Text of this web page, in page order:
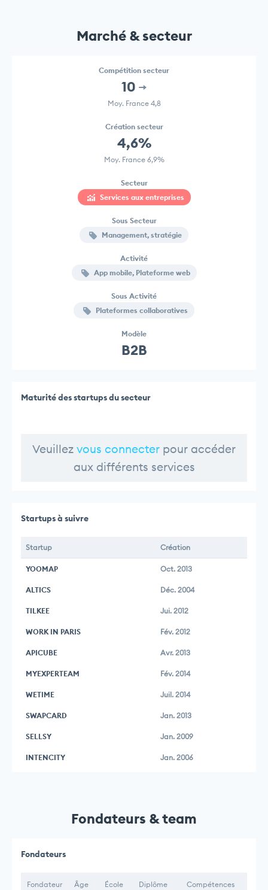
Marché & secteur
Compétition secteur
10
Moy. France 4,8
Création secteur
4,6%
Moy. France 6,9%
Secteur
Services aux entreprises
Sous Secteur
Management, stratégie
Activité
App mobile, Plateforme web
Sous Activité
Plateformes collaboratives
Modèle
B2B
Maturité des startups du secteur
Veuillez vous connecter pour accéder
aux différents services
Startups à suivre
Startup Création
YOOMAP Oct. 2013
ALTICS Déc. 2004
TILKEE Jui. 2012
WORK IN PARIS Fév. 2012
APICUBE Avr. 2013
MYEXPERTEAM Fév. 2014
WETIME Juil. 2014
SWAPCARD Jan. 2013
SELLSY Jan. 2009
INTENCITY Jan. 2006
Fondateurs & team
Fondateurs
Fondateur Âge École Diplôme Compétences